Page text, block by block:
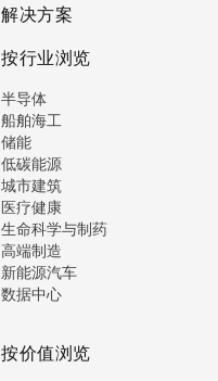
解决方案
按行业浏览
半导体
船舶海工
储能
低碳能源
城市建筑
医疗健康
生命科学与制药
高端制造
新能源汽车
数据中心
按价值浏览